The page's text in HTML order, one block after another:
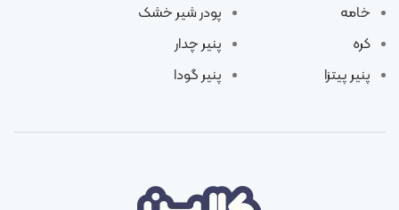
خامه
کره
پنیر پیتزا
پودر شیر خشک
پنیر چدار
پنیر گودا